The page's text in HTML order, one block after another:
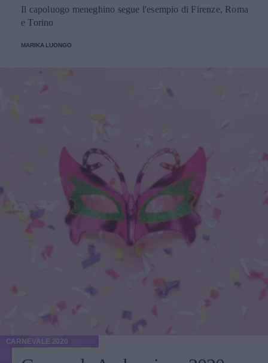
Il capoluogo meneghino segue l'esempio di Firenze, Roma
e Torino
MARIKA LUONGO
CARNEVALE 2020